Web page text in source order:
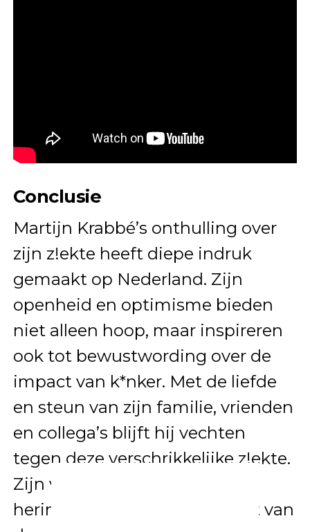
Conclusie
Martijn Krabbé’s onthulling over
zijn z!ekte heeft diepe indruk
gemaakt op Nederland. Zijn
openheid en optimisme bieden
niet alleen hoop, maar inspireren
ook tot bewustwording over de
impact van k*nker. Met de liefde
en steun van zijn familie, vrienden
en collega’s blijft hij vechten
tegen deze verschrikkelijke z!ekte.
Zijn verhaal is een krachtige
herinnering aan de veerkracht van